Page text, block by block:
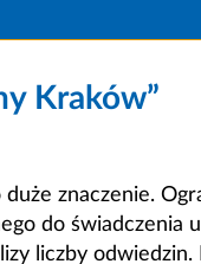
Kraków”
znaczenie.
do świadczenia
liczby